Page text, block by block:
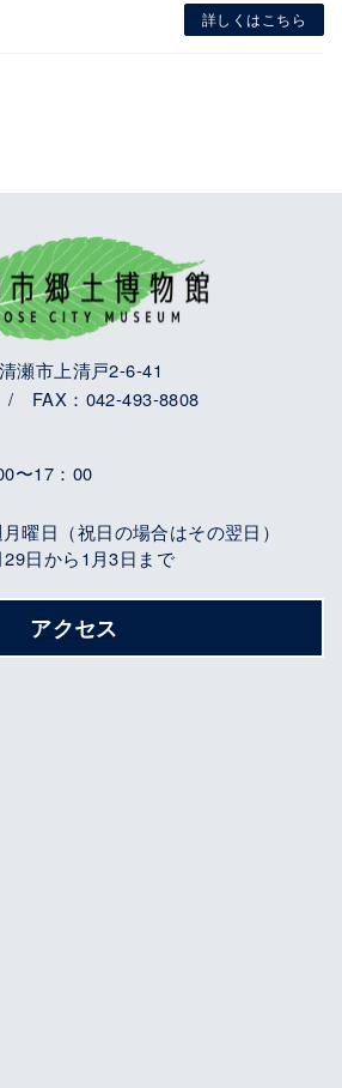
詳しくはこちら
瀬市上清戸2-6-41
FAX：042-493-8808
〜17：00
曜日（祝日の場合はその翌日）
29日から1月3日まで
アクセス